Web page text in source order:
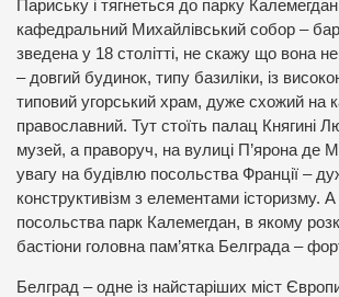
Париську і тягнеться до парку
кафедральний Михайлівський собор –
зведена у 18 столітті, не скажу що вона
– довгий будинок, типу базиліки, із
типовий угорський храм, дуже схожий на
православний. Тут стоїть палац Княгині
музей, а праворуч, на вулиці П’ярона де
увагу на будівлю посольства Франції –
конструктивізм з елементами історизму.
посольства парк Калемегдан, в якому
бастіони головна пам’ятка Белграда –
Белград – одне із найстаріших міст